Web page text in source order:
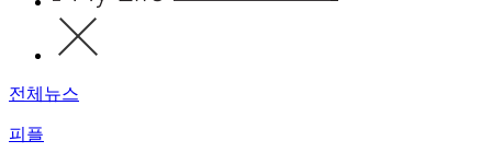
전체뉴스
피플